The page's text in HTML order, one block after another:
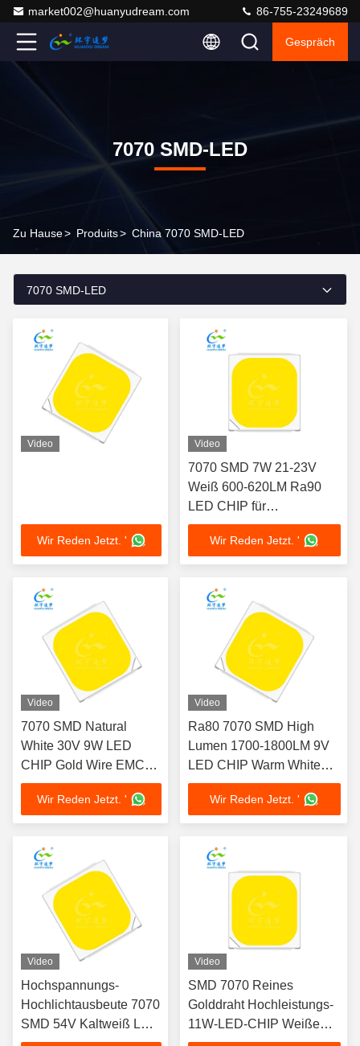
market002@huanyudream.com 86-755-23249689
Gespräch
7070 SMD-LED
Zu Hause> Produits> China 7070 SMD-LED
7070 SMD-LED
Video
Wir Reden Jetzt. '
Video
7070 SMD 7W 21-23V
Weiß 600-620LM Ra90
LED CHIP für
Tunnelbeleuchtung
Wir Reden Jetzt. '
Video
7070 SMD Natural
White 30V 9W LED
CHIP Gold Wire EMC
Substrate SMD LED
Wir Reden Jetzt. '
Video
Ra80 7070 SMD High
Lumen 1700-1800LM 9V
LED CHIP Warm White
Street Light LED
Wir Reden Jetzt. '
Video
Hochspannungs-
Hochlichtausbeute 7070
SMD 54V Kaltweiß LED
CHIP für
Video
SMD 7070 Reines
Golddraht Hochleistungs-
11W-LED-CHIP Weiße
Spotbeleuchtung